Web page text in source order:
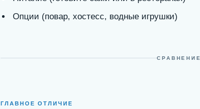
Опции (повар, хостесс, водные игрушки)
СРАВНЕНИЕ
ГЛАВНОЕ ОТЛИЧИЕ